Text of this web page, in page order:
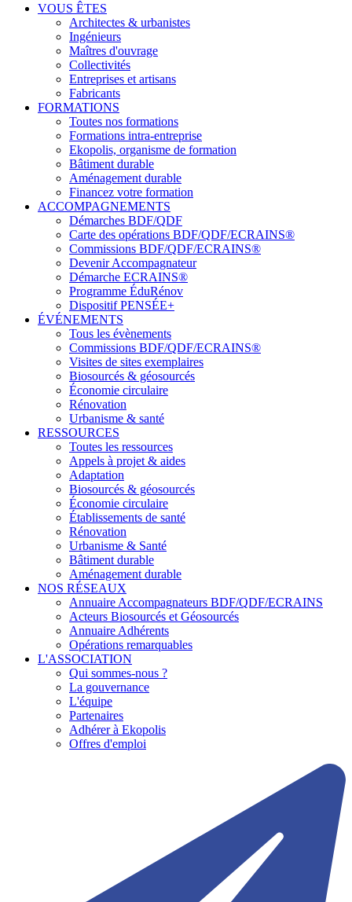
VOUS ÊTES
Architectes & urbanistes
Ingénieurs
Maîtres d'ouvrage
Collectivités
Entreprises et artisans
Fabricants
FORMATIONS
Toutes nos formations
Formations intra-entreprise
Ekopolis, organisme de formation
Bâtiment durable
Aménagement durable
Financez votre formation
ACCOMPAGNEMENTS
Démarches BDF/QDF
Carte des opérations BDF/QDF/ECRAINS®
Commissions BDF/QDF/ECRAINS®
Devenir Accompagnateur
Démarche ECRAINS®
Programme ÉduRénov
Dispositif PENSÉE+
ÉVÉNEMENTS
Tous les évènements
Commissions BDF/QDF/ECRAINS®
Visites de sites exemplaires
Biosourcés & géosourcés
Économie circulaire
Rénovation
Urbanisme & santé
RESSOURCES
Toutes les ressources
Appels à projet & aides
Adaptation
Biosourcés & géosourcés
Économie circulaire
Établissements de santé
Rénovation
Urbanisme & Santé
Bâtiment durable
Aménagement durable
NOS RÉSEAUX
Annuaire Accompagnateurs BDF/QDF/ECRAINS
Acteurs Biosourcés et Géosourcés
Annuaire Adhérents
Opérations remarquables
L'ASSOCIATION
Qui sommes-nous ?
La gouvernance
L'équipe
Partenaires
Adhérer à Ekopolis
Offres d'emploi